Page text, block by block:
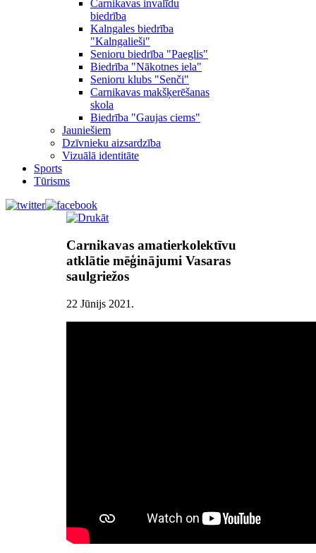
Carnikavas invalīdu
biedrība
Kalngales biedrība
"Kalngalieši"
Senioru biedrība "Paeglis"
Biedrība "Nākotnes iela"
Senioru klubs "Senči"
Carnikavas makšķerēšanas
skola
Biedrība "Gaujas ciems"
Jauniešiem
Dzīvnieku aizsardzība
Vizuālā identitāte
Sports
Tūrisms
Carnikavas amatierkolektīvu
atklātie mēģinājumi Vasaras
saulgriežos
22 Jūnijs 2021 .